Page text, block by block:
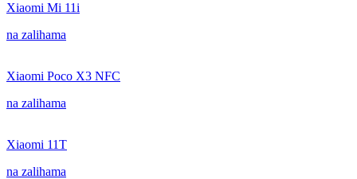
Xiaomi Mi 11i
na zalihama
Xiaomi Poco X3 NFC
na zalihama
Xiaomi 11T
na zalihama